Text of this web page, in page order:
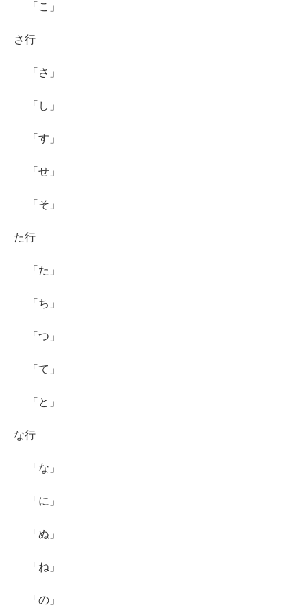
「こ」
さ行
「さ」
「し」
「す」
「せ」
「そ」
た行
「た」
「ち」
「つ」
「て」
「と」
な行
「な」
「に」
「ぬ」
「ね」
「の」